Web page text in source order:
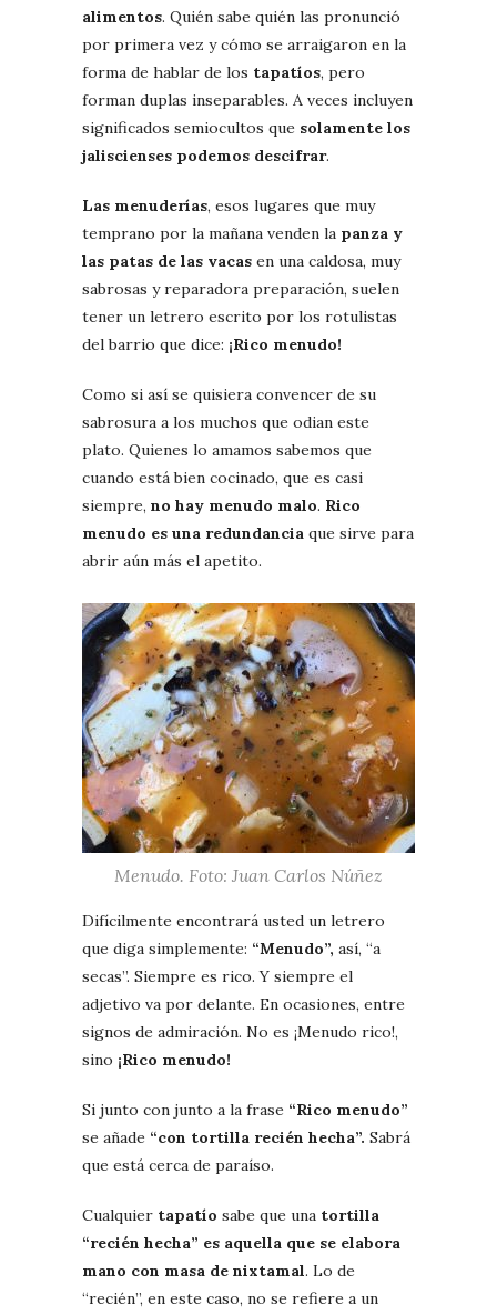
alimentos. Quién sabe quién las pronunció
por primera vez y cómo se arraigaron en la
forma de hablar de los tapatíos, pero
forman duplas inseparables. A veces incluyen
significados semiocultos que solamente los
jaliscienses podemos descifrar.
Las menuderías, esos lugares que muy
temprano por la mañana venden la panza y
las patas de las vacas en una caldosa, muy
sabrosas y reparadora preparación, suelen
tener un letrero escrito por los rotulistas
del barrio que dice: ¡Rico menudo!
Como si así se quisiera convencer de su
sabrosura a los muchos que odian este
plato. Quienes lo amamos sabemos que
cuando está bien cocinado, que es casi
siempre, no hay menudo malo. Rico
menudo es una redundancia que sirve para
abrir aún más el apetito.
Menudo. Foto: Juan Carlos Núñez
Difícilmente encontrará usted un letrero
que diga simplemente: “Menudo”, así, “a
secas”. Siempre es rico. Y siempre el
adjetivo va por delante. En ocasiones, entre
signos de admiración. No es ¡Menudo rico!,
sino ¡Rico menudo!
Si junto con junto a la frase “Rico menudo”
se añade “con tortilla recién hecha”. Sabrá
que está cerca de paraíso.
Cualquier tapatío sabe que una tortilla
“recién hecha” es aquella que se elabora
mano con masa de nixtamal. Lo de
“recién”, en este caso, no se refiere a un